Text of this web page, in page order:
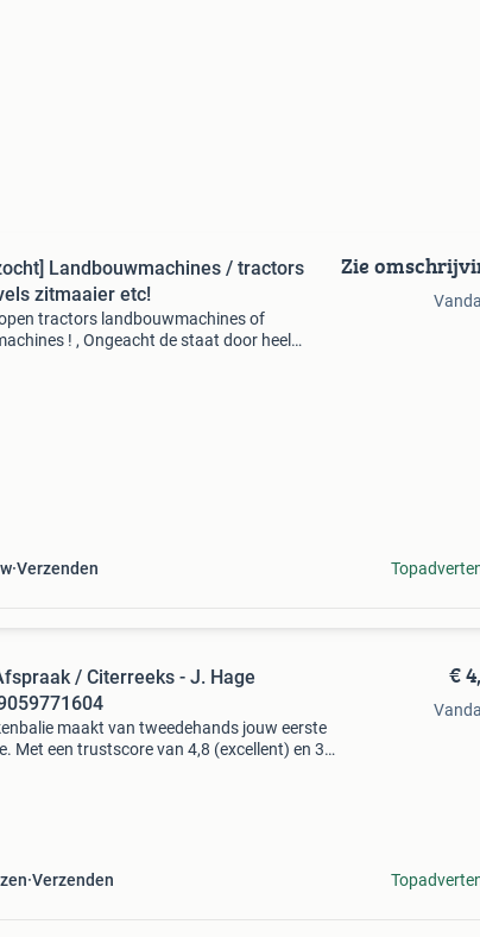
Landbouwmachines / tractors
zitmaaier etc!
tractors landbouwmachines of
! , Ongeacht de staat door heel
Verzenden
Zie
/ Citerreeks - J. Hage
maakt van tweedehands jouw eerste
Met een trustscore van 4,8 (excellent) en 30
Verzenden
€